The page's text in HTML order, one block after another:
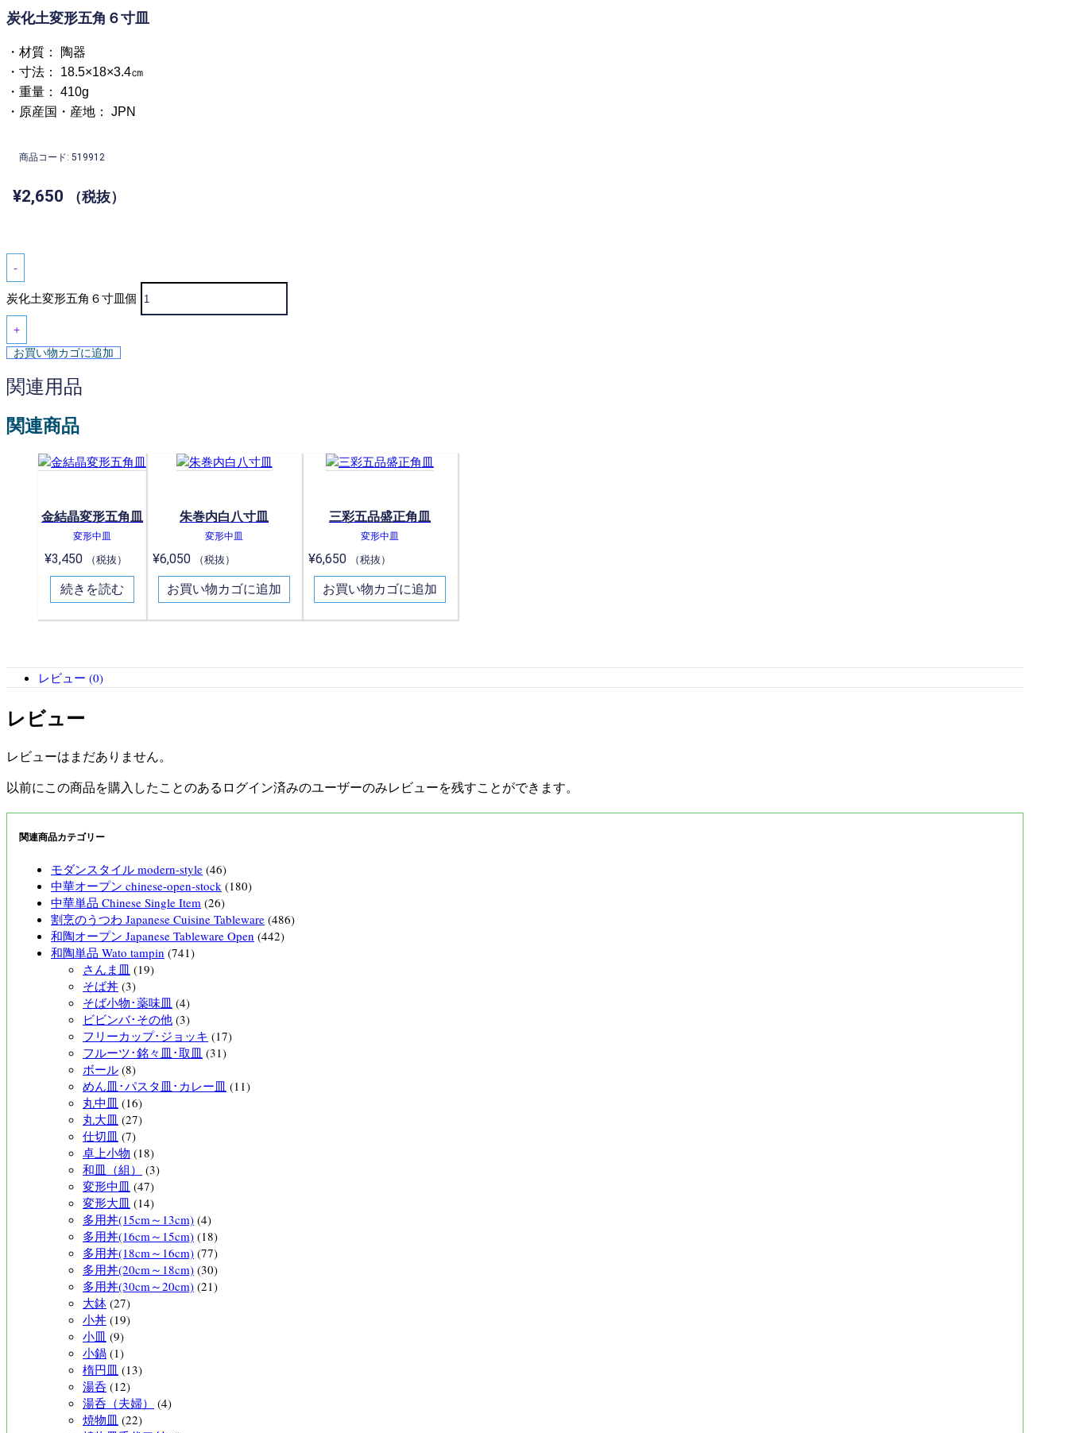
炭化土変形五角６寸皿
・材質： 陶器
・寸法： 18.5×18×3.4㎝
・重量： 410g
・原産国・産地： JPN
商品コード: 519912
¥2,650 （税抜）
-
炭化土変形五角６寸皿個
+
お買い物カゴに追加
関連用品
関連商品
金結晶変形五角皿
変形中皿
¥3,450 （税抜）
続きを読む
朱巻内白八寸皿
変形中皿
¥6,050 （税抜）
お買い物カゴに追加
三彩五品盛正角皿
変形中皿
¥6,650 （税抜）
お買い物カゴに追加
レビュー (0)
レビュー
レビューはまだありません。
以前にこの商品を購入したことのあるログイン済みのユーザーのみレビューを残すことができます。
関連商品カテゴリー
モダンスタイル modern-style (46)
中華オープン chinese-open-stock (180)
中華単品 Chinese Single Item (26)
割烹のうつわ Japanese Cuisine Tableware (486)
和陶オープン Japanese Tableware Open (442)
和陶単品 Wato tampin (741)
さんま皿 (19)
そば丼 (3)
そば小物･薬味皿 (4)
ビビンバ･その他 (3)
フリーカップ･ジョッキ (17)
フルーツ･銘々皿･取皿 (31)
ボール (8)
めん皿･パスタ皿･カレー皿 (11)
丸中皿 (16)
丸大皿 (27)
仕切皿 (7)
卓上小物 (18)
和皿（組）
(3)
変形中皿 (47)
変形大皿 (14)
多用丼(15cm～13cm) (4)
多用丼(16cm～15cm) (18)
多用丼(18cm～16cm) (77)
多用丼(20cm～18cm) (30)
多用丼(30cm～20cm) (21)
大鉢 (27)
小丼 (19)
小皿 (9)
小鍋 (1)
楕円皿 (13)
湯呑 (12)
湯呑（夫婦）
(4)
焼物皿 (22)